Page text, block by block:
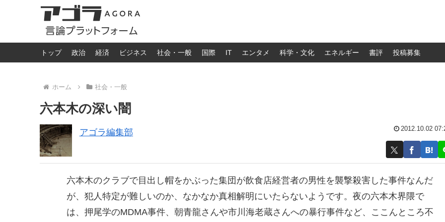
トップ 政治 経済 ビジネス 社会・一般 国際 IT エンタメ 科学・文化 エネルギー 書評 投稿募集
ホーム 社会・一般
六本木の深い闇
アゴラ編集部 2012.10.02
六本木のクラブで目出し帽をかぶった集団が飲食店経営者の男性を襲撃殺害した事件なんだ
が、犯人特定が難しいのか、なかなか真相解明にいたらないようです。夜の六本木界隈で
は、押尾学のMDMA事件、朝青龍さんや市川海老蔵さんへの暴行事件など、ここんところ不